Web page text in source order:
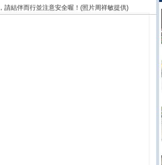
請結伴而行並注意安全喔！(照片周祥敏提供)